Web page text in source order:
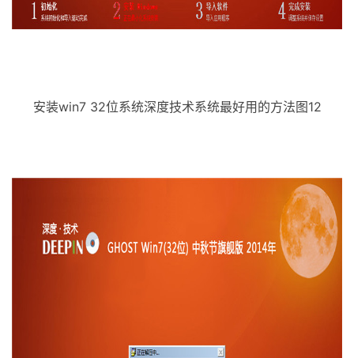
安装win7 32位系统深度技术系统最好用的方法图12